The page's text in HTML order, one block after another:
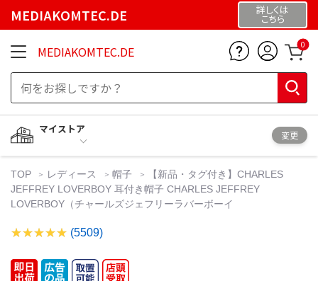
MEDIAKOMTEC.DE 詳しくは
こちら
MEDIAKOMTEC.DE 0
マイストア
変更
TOP レディース 帽子
【新品・タグ付き】CHARLES
JEFFREY LOVERBOY 耳付き帽子 CHARLES JEFFREY
LOVERBOY（チャールズジェフリーラバーボーイ
(5509)